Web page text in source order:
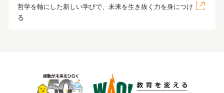
哲学を軸にした新しい学びで、未来を生き抜く力を身につけ
る